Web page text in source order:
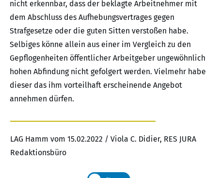
nicht erkennbar, dass der beklagte Arbeitnehmer mit
dem Abschluss des Aufhebungsvertrages gegen
Strafgesetze oder die guten Sitten verstoßen habe.
Selbiges könne allein aus einer im Vergleich zu den
Gepflogenheiten öffentlicher Arbeitgeber ungewöhnlich
hohen Abfindung nicht gefolgert werden. Vielmehr habe
dieser das ihm vorteilhaft erscheinende Angebot
annehmen dürfen.
LAG Hamm vom 15.02.2022 / Viola C. Didier, RES JURA
Redaktionsbüro